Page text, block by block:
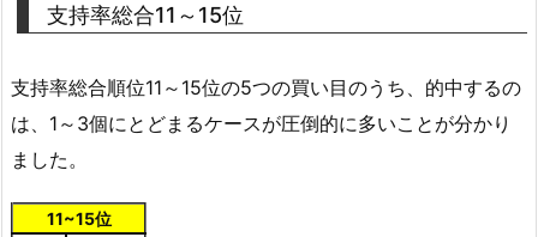
支持率総合11～15位
支持率総合順位11～15位の5つの買い目のうち、的中するの
は、1～3個にとどまるケースが圧倒的に多いことが分かり
ました。
11~15位